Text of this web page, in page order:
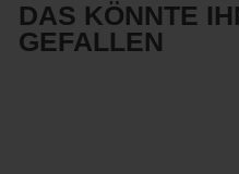
DAS KÖNNTE
GEFALLEN